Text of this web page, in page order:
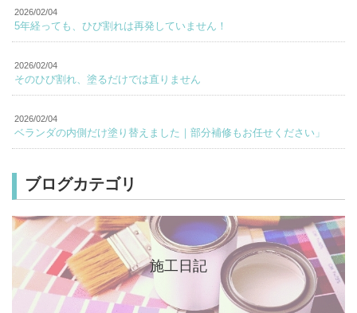
2026/02/04
5年経っても、ひび割れは再発していません！
2026/02/04
そのひび割れ、塗るだけでは直りません
2026/02/04
ベランダの内側だけ塗り替えました｜部分補修もお任せください」
ブログカテゴリ
施工日記